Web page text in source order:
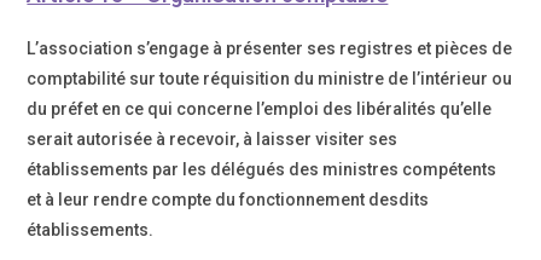
L’association s’engage à présenter ses registres et pièces de
comptabilité sur toute réquisition du ministre de l’intérieur ou
du préfet en ce qui concerne l’emploi des libéralités qu’elle
serait autorisée à recevoir, à laisser visiter ses
établissements par les délégués des ministres compétents
et à leur rendre compte du fonctionnement desdits
établissements.